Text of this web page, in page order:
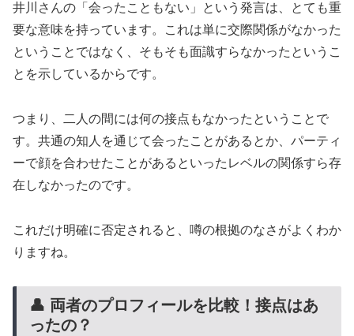
井川さんの「会ったこともない」という発言は、とても重
要な意味を持っています。これは単に交際関係がなかった
ということではなく、そもそも面識すらなかったというこ
とを示しているからです。
つまり、二人の間には何の接点もなかったということで
す。共通の知人を通じて会ったことがあるとか、パーティ
ーで顔を合わせたことがあるといったレベルの関係すら存
在しなかったのです。
これだけ明確に否定されると、噂の根拠のなさがよくわか
りますね。
👤 両者のプロフィールを比較！接点はあ
ったの？